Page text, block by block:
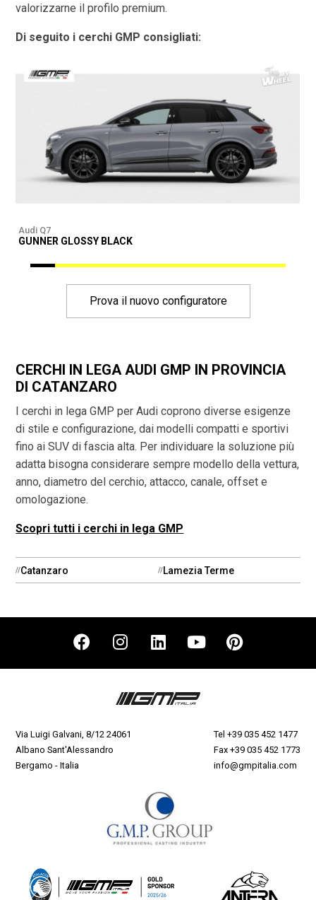
valorizzarne il profilo premium.
Di seguito i cerchi GMP consigliati:
Audi Q7
GUNNER GLOSSY BLACK
Prova il nuovo configuratore
CERCHI IN LEGA AUDI GMP IN PROVINCIA
DI CATANZARO
I cerchi in lega GMP per Audi coprono diverse esigenze
di stile e configurazione, dai modelli compatti e sportivi
fino ai SUV di fascia alta. Per individuare la soluzione più
adatta bisogna considerare sempre modello della vettura,
anno, diametro del cerchio, attacco, canale, offset e
omologazione.
Scopri tutti i cerchi in lega GMP
Catanzaro Lamezia Terme
Via Luigi Galvani, 8/12 24061
Albano Sant'Alessandro
Bergamo - Italia
Tel +39 035 452 1477
Fax +39 035 452 1773
info@gmpitalia.com